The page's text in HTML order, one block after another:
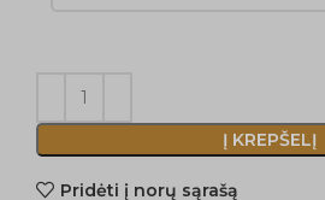
Į KREPŠELĮ
Pridėti į norų sąrašą